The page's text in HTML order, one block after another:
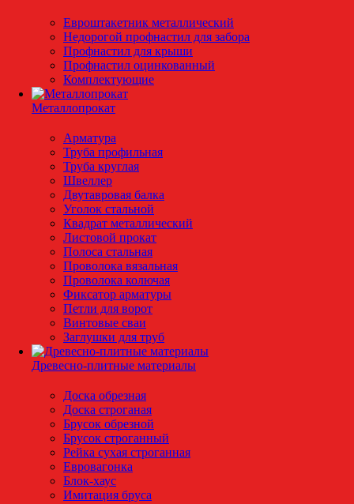
Евроштакетник металлический
Недорогой профнастил для забора
Профнастил для крыши
Профнастил оцинкованный
Комплектующие
Металлопрокат
Арматура
Труба профильная
Труба круглая
Швеллер
Двутавровая балка
Уголок стальной
Квадрат металлический
Листовой прокат
Полоса стальная
Проволока вязальная
Проволока колючая
Фиксатор арматуры
Петли для ворот
Винтовые сваи
Заглушки для труб
Древесно-плитные материалы
Доска обрезная
Доска строганая
Брусок обрезной
Брусок строганный
Рейка сухая строганная
Евровагонка
Блок-хаус
Имитация бруса